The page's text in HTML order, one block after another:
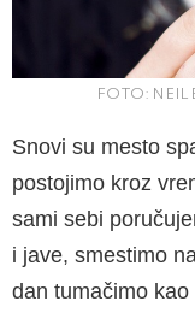
FOTO: NEIL
Snovi su mesto
postojimo kroz
sami sebi
i jave, smestimo
dan tumačimo